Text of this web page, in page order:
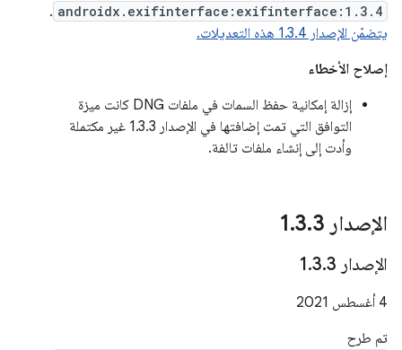
androidx.exifinterface:exifinterface:1.3.4
.
يتضمّن الإصدار 1.3.4 هذه التعديلات.
إصلاح الأخطاء
إزالة إمكانية حفظ السمات في ملفات DNG كانت ميزة
التوافق التي تمت إضافتها في الإصدار 1.3.3 غير مكتملة
وأدت إلى إنشاء ملفات تالفة.
الإصدار 1 .3.3
الإصدار 1 .3.3
‫4 أغسطس 2021
تم طرح